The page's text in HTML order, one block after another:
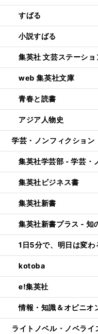
すばる
小説すばる
集英社 文芸ステーショ
web 集英社文庫
青春と読書
アジア人物史
学芸・ノンフィクション
集英社学芸部 - 学芸・
集英社ビジネス書
集英社新書
集英社新書プラス - 知
1日5分で、明日は変
kotoba
e!集英社
情報・知識＆オピニ
ライトノベル・ノベライ